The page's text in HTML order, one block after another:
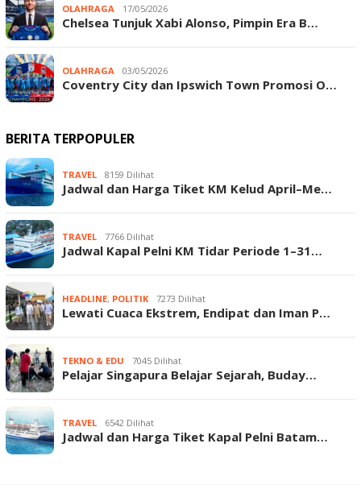
OLAHRAGA 17/05/2026
Chelsea Tunjuk Xabi Alonso, Pimpin Era B…
OLAHRAGA 03/05/2026
Coventry City dan Ipswich Town Promosi O…
BERITA TERPOPULER
TRAVEL 8159 Dilihat
Jadwal dan Harga Tiket KM Kelud April–Me…
TRAVEL 7766 Dilihat
Jadwal Kapal Pelni KM Tidar Periode 1–31…
HEADLINE, POLITIK 7273 Dilihat
Lewati Cuaca Ekstrem, Endipat dan Iman P…
TEKNO & EDU 7045 Dilihat
Pelajar Singapura Belajar Sejarah, Buday…
TRAVEL 6542 Dilihat
Jadwal dan Harga Tiket Kapal Pelni Batam…